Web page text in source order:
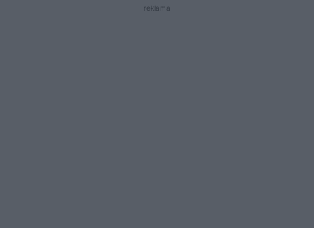
reklama